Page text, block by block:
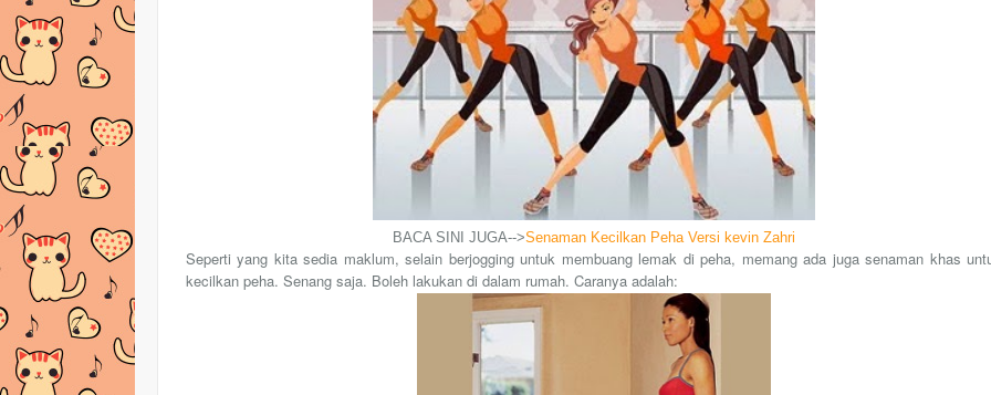
BACA SINI JUGA-->Senaman Kecilkan Peha Versi kevin Zahri
Seperti yang kita sedia maklum, selain berjogging untuk membuang lemak di peha, memang ada juga senaman khas
kecilkan peha. Senang saja. Boleh lakukan di dalam rumah. Caranya adalah: